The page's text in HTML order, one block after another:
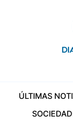
ÚLTIMAS
SOCIEDAD